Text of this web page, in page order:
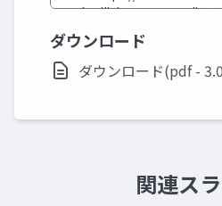
ダウンロード
ダウンロード(pdf -
関連ス